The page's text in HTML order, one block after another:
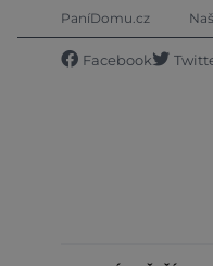
PaníDomu.cz
Facebook